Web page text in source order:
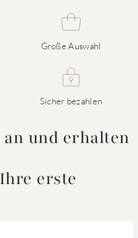
Große Auswahl
Sicher bezahlen
an und erhalten
erste